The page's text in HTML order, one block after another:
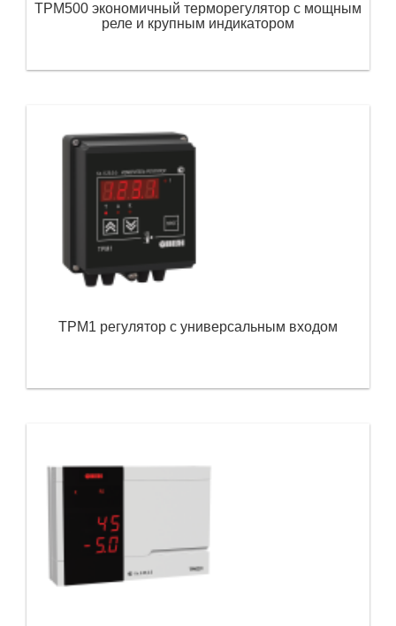
ТРМ500 экономичный терморегулятор с мощным
реле и крупным индикатором
ТРМ1 регулятор с универсальным входом